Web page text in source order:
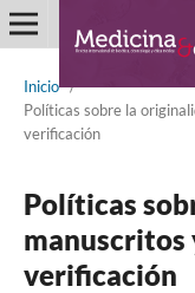
Inicio /
Políticas sobre la
verificación
Políticas
manuscritos
verificación